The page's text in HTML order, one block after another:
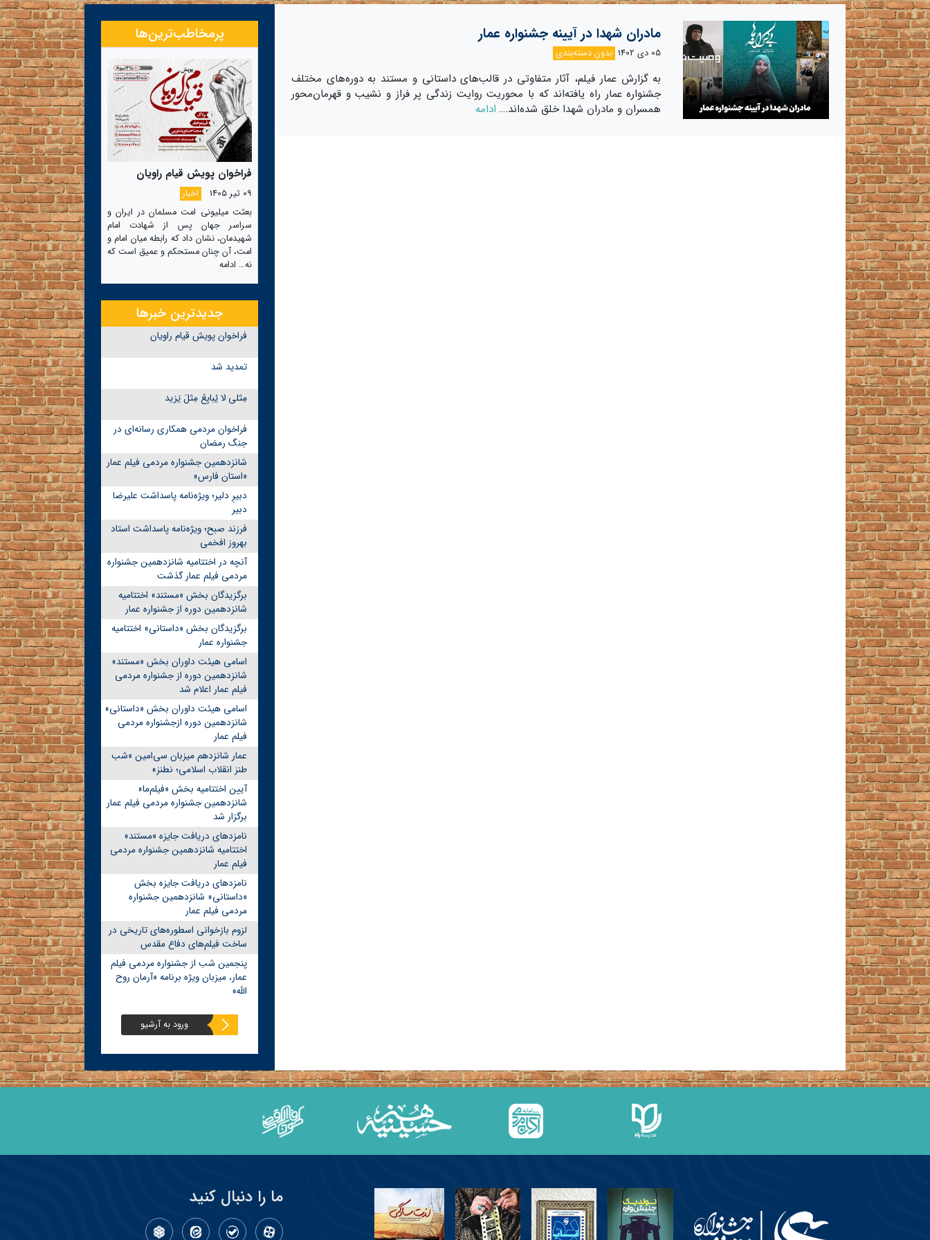
مادران شهدا در آیینه جشنواره عمار
05 دی 1402 بدون دسته‌بندی
به گزارش عمار فیلم، آثار متفاوتی در قالب‌های داستانی و مستند به دوره‌های مختلف
جشنواره عمار راه یافته‌اند که با محوریت روایت زندگی پر فراز و نشیب و قهرمان‌محور
همسران و مادران شهدا خلق شده‌اند.… ادامه
پرمخاطب‌ترین‌ها
فراخوان پویش قیام راویان
09 تیر 1405
اخبار
بعثت میلیونی امت مسلمان در ایران و
سراسر جهان پس از شهادت امام
شهیدمان، نشان داد که رابطه میان امام و
امت، آن چنان مستحکم و عمیق است که
نه… ادامه
جدیدترین خبرها
فراخوان پویش قیام راویان
تمدید شد
مِثلی لا یُبایِعُ مِثلَ یَزید
فراخوان مردمی همکاری رسانه‌ای در
جنگ رمضان
شانزدهمین جشنواره مردمی فیلم عمار
«استان فارس»
دبیرِ دلیر؛ ویژه‌نامه پاسداشت علیرضا
دبیر
فرزند صبح؛ ویژه‌نامه پاسداشت استاد
بهروز افخمی
آنچه در اختتامیه شانزدهمین جشنواره
مردمی فیلم عمار گذشت
برگزیدگان بخش «مستند» اختتامیه
شانزدهمین دوره از جشنواره عمار
برگزیدگان بخش «داستانی» اختتامیه
جشنواره عمار
اسامی هیئت داوران بخش «مستند»
شانزدهمین دوره از جشنواره مردمی
فیلم عمار اعلام شد
اسامی هیئت داوران بخش «داستانی»
شانزدهمین دوره ازجشنواره مردمی
فیلم عمار
عمار شانزدهم میزبان سی‌امین «شب
طنز انقلاب اسلامی؛ نطنز»
آیین اختتامیه بخش «فیلم‌ما»
شانزدهمین جشنواره مردمی فیلم عمار
برگزار شد
نامزدهای دریافت جایزه «مستند»
اختتامیه شانزدهمین جشنواره مردمی
فیلم عمار
نامزدهای دریافت جایزه بخش
«داستانی» شانزدهمین جشنواره
مردمی فیلم عمار
لزوم بازخوانی اسطوره‌های تاریخی در
ساخت فیلم‌های دفاع مقدس
پنجمین شب از جشنواره مردمی فیلم
عمار، میزبان ویژه برنامه «آرمان روح
الله»
ورود به آرشیو
ما را دنبال کنید